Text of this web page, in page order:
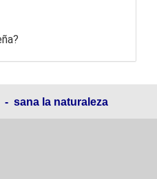
sana la naturaleza